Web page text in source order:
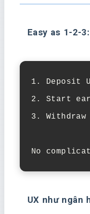
Easy as 1-2-3:
1. Deposit
2. Start
3.
No
UX như ngân